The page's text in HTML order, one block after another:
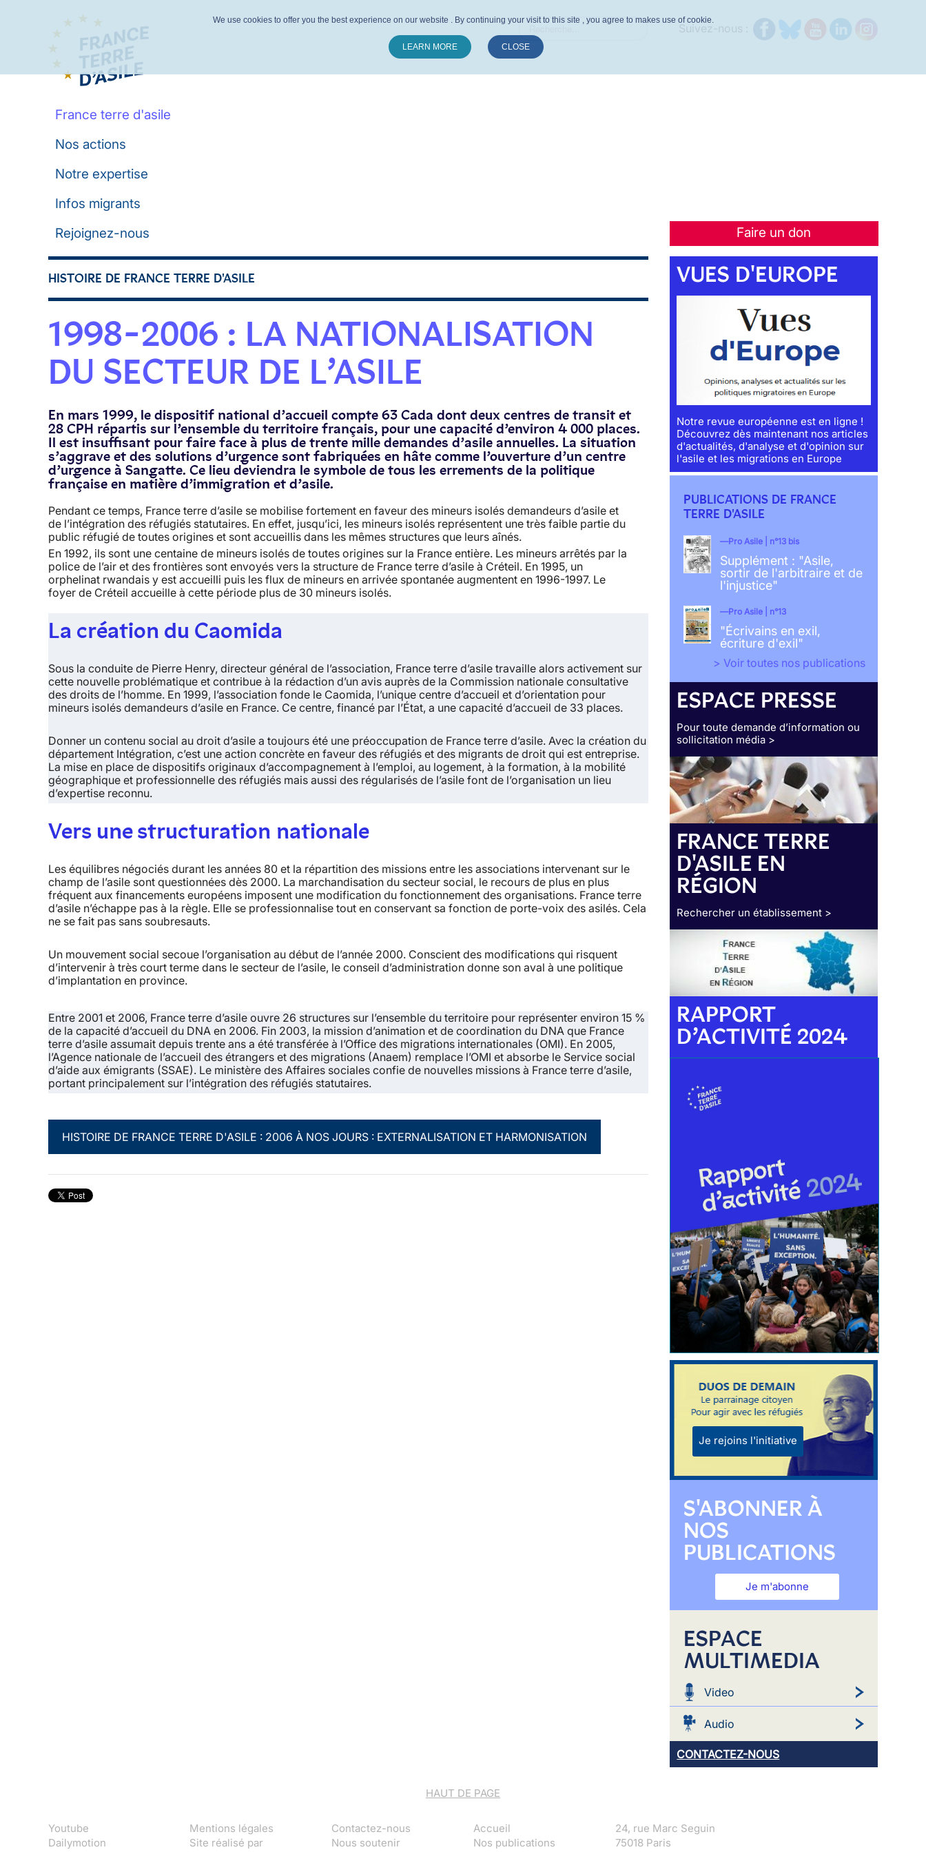
France terre d'asile
Nos actions
Notre expertise
Infos migrants
Faire un don
Rejoignez-nous
HISTOIRE DE FRANCE TERRE D'ASILE
1998-2006 : LA NATIONALISATION
DU SECTEUR DE L’ASILE
En mars 1999, le dispositif national d’accueil compte 63 Cada dont deux centres de transit et
28 CPH répartis sur l’ensemble du territoire français, pour une capacité d’environ 4 000 places.
Il est insuffisant pour faire face à plus de trente mille demandes d’asile annuelles. La situation
s’aggrave et des solutions d’urgence sont fabriquées en hâte comme l’ouverture d’un centre
d’urgence à Sangatte. Ce lieu deviendra le symbole de tous les errements de la politique
française en matière d’immigration et d’asile.
Pendant ce temps, France terre d’asile se mobilise fortement en faveur des mineurs isolés demandeurs d’asile et
de l’intégration des réfugiés statutaires. En effet, jusqu’ici, les mineurs isolés représentent une très faible partie du
public réfugié de toutes origines et sont accueillis dans les mêmes structures que leurs aînés.
En 1992, ils sont une centaine de mineurs isolés de toutes origines sur la France entière. Les mineurs arrêtés par la
police de l’air et des frontières sont envoyés vers la structure de France terre d’asile à Créteil. En 1995, un
orphelinat rwandais y est accueilli puis les flux de mineurs en arrivée spontanée augmentent en 1996-1997. Le
foyer de Créteil accueille à cette période plus de 30 mineurs isolés.
La création du Caomida
Sous la conduite de Pierre Henry, directeur général de l’association, France terre d’asile travaille alors activement sur
cette nouvelle problématique et contribue à la rédaction d’un avis auprès de la Commission nationale consultative
des droits de l’homme. En 1999, l’association fonde le Caomida, l’unique centre d’accueil et d’orientation pour
mineurs isolés demandeurs d’asile en France. Ce centre, financé par l’État, a une capacité d’accueil de 33 places.
Donner un contenu social au droit d’asile a toujours été une préoccupation de France terre d’asile. Avec la création du
département Intégration, c’est une action concrète en faveur des réfugiés et des migrants de droit qui est entreprise.
La mise en place de dispositifs originaux d’accompagnement à l’emploi, au logement, à la formation, à la mobilité
géographique et professionnelle des réfugiés mais aussi des régularisés de l’asile font de l’organisation un lieu
d’expertise reconnu.
Vers une structuration nationale
Les équilibres négociés durant les années 80 et la répartition des missions entre les associations intervenant sur le
champ de l’asile sont questionnées dès 2000. La marchandisation du secteur social, le recours de plus en plus
fréquent aux financements européens imposent une modification du fonctionnement des organisations. France terre
d’asile n’échappe pas à la règle. Elle se professionnalise tout en conservant sa fonction de porte-voix des asilés. Cela
ne se fait pas sans soubresauts.
Un mouvement social secoue l’organisation au début de l’année 2000. Conscient des modifications qui risquent
d’intervenir à très court terme dans le secteur de l’asile, le conseil d’administration donne son aval à une politique
d’implantation en province.
Entre 2001 et 2006, France terre d’asile ouvre 26 structures sur l’ensemble du territoire pour représenter environ 15 %
de la capacité d’accueil du DNA en 2006. Fin 2003, la mission d’animation et de coordination du DNA que France
terre d’asile assumait depuis trente ans a été transférée à l’Office des migrations internationales (OMI). En 2005,
l’Agence nationale de l’accueil des étrangers et des migrations (Anaem) remplace l’OMI et absorbe le Service social
d’aide aux émigrants (SSAE). Le ministère des Affaires sociales confie de nouvelles missions à France terre d’asile,
portant principalement sur l’intégration des réfugiés statutaires.
HISTOIRE DE FRANCE TERRE D'ASILE : 2006 À NOS JOURS : EXTERNALISATION ET HARMONISATION
VUES D'EUROPE
Notre revue européenne est en ligne !
Découvrez dès maintenant nos articles
d'actualités, d'analyse et d'opinion sur
l'asile et les migrations en Europe
PUBLICATIONS DE FRANCE
TERRE D'ASILE
Pro Asile | n°13 bis
Supplément : "Asile,
sortir de l'arbitraire et de
l'injustice"
Pro Asile | n°13
"Écrivains en exil,
écriture d'exil"
> Voir toutes nos publications
ESPACE PRESSE
Pour toute demande d’information ou
sollicitation média >
FRANCE TERRE
D'ASILE EN
RÉGION
Rechercher un établissement >
RAPPORT
D’ACTIVITÉ 2024
Je rejoins l'initiative
S'ABONNER À
NOS
PUBLICATIONS
Je m'abonne
ESPACE
MULTIMEDIA
Video
Audio
CONTACTEZ-NOUS
HAUT DE PAGE
Youtube
Dailymotion
Mentions légales
Site réalisé par
Contactez-nous
Nous soutenir
Accueil
Nos publications
24, rue Marc Seguin
75018 Paris
We use cookies to offer you the best experience on our website . By continuing your visit to this site , you agree to makes use of cookie.
LEARN MORE CLOSE